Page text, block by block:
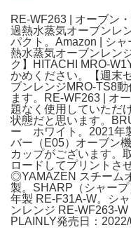
RE-WF263 | オーブン
過熱水蒸気オーブンレ
パクト。Amazon | シ
熱水蒸気オーブンレン
ク】HITACHI MRO-
かめください。【週末
ブンレンジMRO-TS8
ます。RE-WF263 | オ
題なく使用していただ
状態だと思います。
ー ホワイト。2021年
バー（E05）オーブン
カップがございます。
ロードしてプリントさ
◎YAMAZEN スチーム
製。SHARP（シャー
年製 RE-F31A-W。シ
ンレンジ RE-WF263-
PLAINLY発売日：